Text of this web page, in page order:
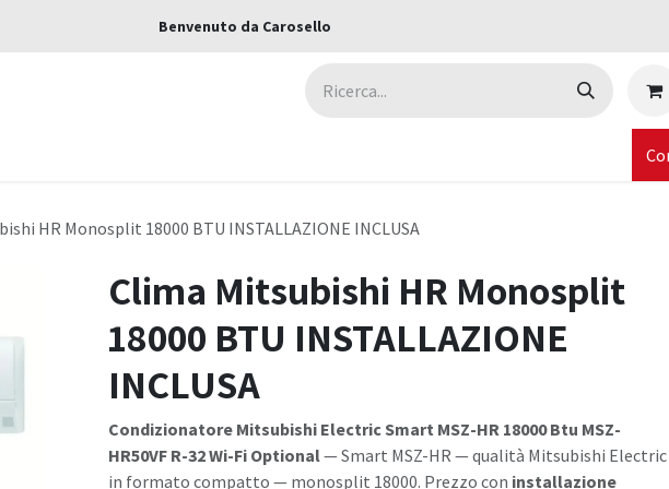
Benvenuto da Carosello
HR Monosplit 18000 BTU INSTALLAZIONE INCLUSA
Clima Mitsubishi HR Monosplit
18000 BTU INSTALLAZIONE
INCLUSA
Condizionatore Mitsubishi Electric Smart MSZ-HR 18000 Btu MSZ-
HR50VF R-32 Wi-Fi Optional— Smart MSZ-HR — qualità Mitsubishi Electric
in formato compatto — monosplit 18000. Prezzo con installazione